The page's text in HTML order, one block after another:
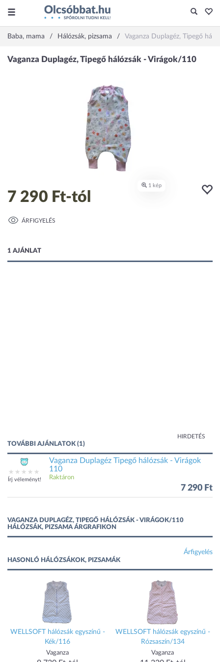
Baba, mama Hálózsák, pizsama Vaganza Duplagéz, Tipegő
7 290 Ft-tól
ÁRFIGYELÉS
1 AJÁNLAT
HIRDETÉS
TOVÁBBI AJÁNLATOK (1)
Írj véleményt!
Vaganza Duplagéz Tipegő hálózsák - Virágok
110
Raktáron
7 290 Ft
VAGANZA DUPLAGÉZ, TIPEGŐ HÁLÓZSÁK - VIRÁGOK/110
HÁLÓZSÁK, PIZSAMA ÁRGRAFIKON
Árfigyelés
HASONLÓ HÁLÓZSÁKOK, PIZSAMÁK
WELLSOFT hálózsák egyszínű -
Kék/116
Vaganza
WELLSOFT hálózsák egyszínű -
Rózsaszín/134
Vaganza